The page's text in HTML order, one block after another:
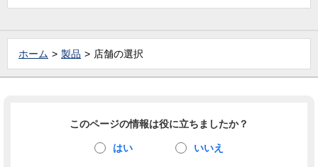
ホーム 製品 店舗の選択
このページの情報は役に立ちましたか？
はい いいえ